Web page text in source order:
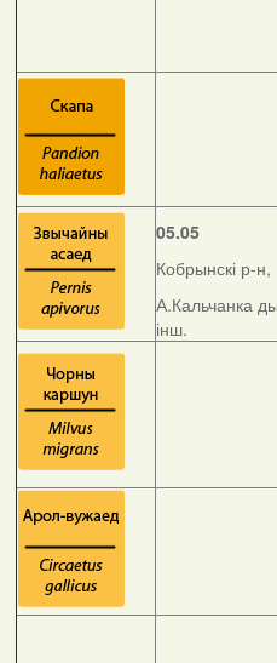
05.05
Кобрынскі р-н,
А.Кальчанка ды
інш.